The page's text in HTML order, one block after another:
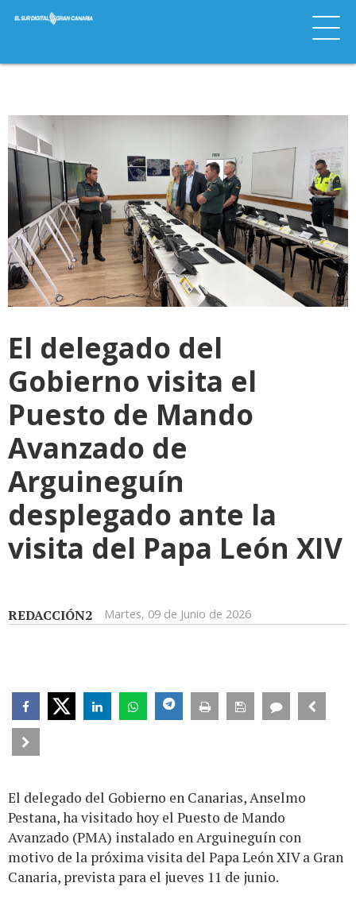
El delegado del
Gobierno visita el
Puesto de Mando
Avanzado de
Arguineguín
desplegado ante la
visita del Papa León XIV
REDACCIÓN2 Martes, 09 de Junio de 2026
El delegado del Gobierno en Canarias, Anselmo
Pestana, ha visitado hoy el Puesto de Mando
Avanzado (PMA) instalado en Arguineguín con
motivo de la próxima visita del Papa León XIV a Gran
Canaria, prevista para el jueves 11 de junio.